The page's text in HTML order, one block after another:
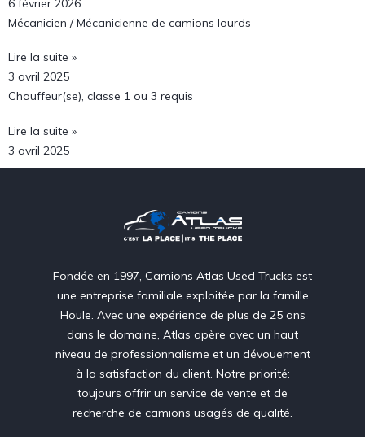
6 février 2026
Mécanicien / Mécanicienne de camions lourds
Lire la suite »
3 avril 2025
Chauffeur(se), classe 1 ou 3 requis
Lire la suite »
3 avril 2025
Fondée en 1997, Camions Atlas Used Trucks est
une entreprise familiale exploitée par la famille
Houle. Avec une expérience de plus de 25 ans
dans le domaine, Atlas opère avec un haut
niveau de professionnalisme et un dévouement
à la satisfaction du client. Notre priorité:
toujours offrir un service de vente et de
recherche de camions usagés de qualité.